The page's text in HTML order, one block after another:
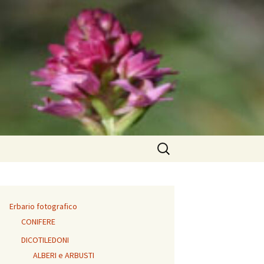
Ricerca
per:
Erbario fotografico
CONIFERE
DICOTILEDONI
ALBERI e ARBUSTI